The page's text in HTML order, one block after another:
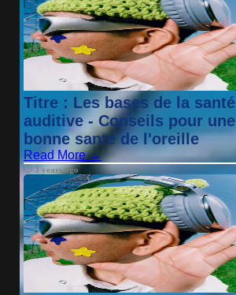
Titre : Les bases de la santé
auditive - Conseils pour une
bonne santé de l'oreille
Read More →
3 years ago